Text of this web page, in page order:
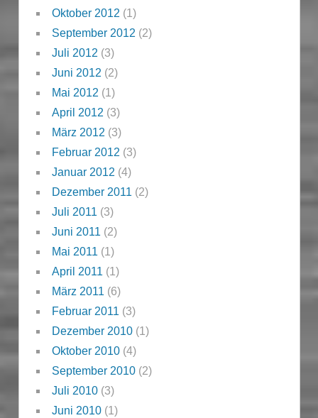
Oktober 2012 (1)
September 2012 (2)
Juli 2012 (3)
Juni 2012 (2)
Mai 2012 (1)
April 2012 (3)
März 2012 (3)
Februar 2012 (3)
Januar 2012 (4)
Dezember 2011 (2)
Juli 2011 (3)
Juni 2011 (2)
Mai 2011 (1)
April 2011 (1)
März 2011 (6)
Februar 2011 (3)
Dezember 2010(1)
Oktober 2010(4)
September 2010(2)
Juli 2010(3)
Juni 2010(1)